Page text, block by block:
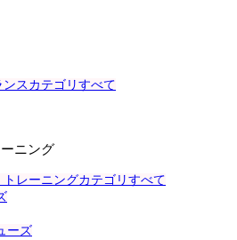
スカテゴリすべて
ニング
レーニングカテゴリすべて
ーズ